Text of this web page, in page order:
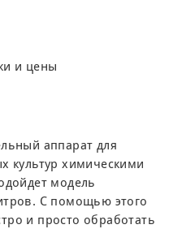
и цены
аппарат для
культур химическими
модель
С помощью этого
и просто обработать